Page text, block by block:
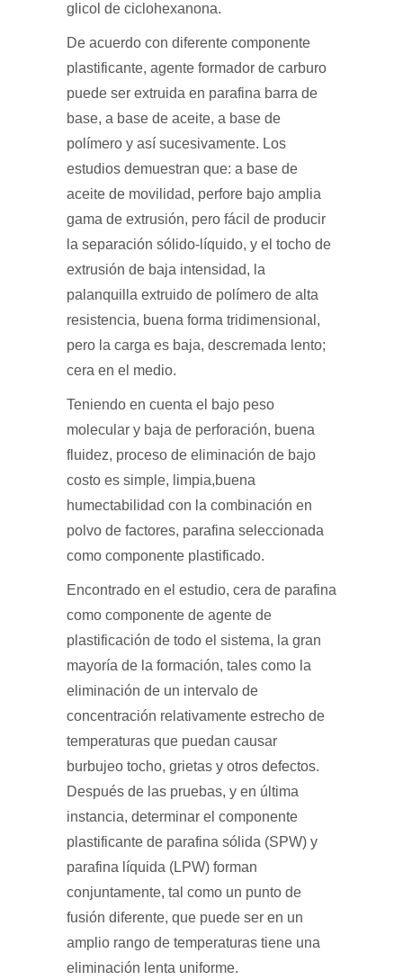
glicol de ciclohexanona.
De acuerdo con diferente componente
plastificante, agente formador de carburo
puede ser extruida en parafina barra de
base, a base de aceite, a base de
polímero y así sucesivamente. Los
estudios demuestran que: a base de
aceite de movilidad, perfore bajo amplia
gama de extrusión, pero fácil de producir
la separación sólido-líquido, y el tocho de
extrusión de baja intensidad, la
palanquilla extruido de polímero de alta
resistencia, buena forma tridimensional,
pero la carga es baja, descremada lento;
cera en el medio.
Teniendo en cuenta el bajo peso
molecular y baja de perforación, buena
fluidez, proceso de eliminación de bajo
costo es simple, limpia,buena
humectabilidad con la combinación en
polvo de factores, parafina seleccionada
como componente plastificado.
Encontrado en el estudio, cera de parafina
como componente de agente de
plastificación de todo el sistema, la gran
mayoría de la formación, tales como la
eliminación de un intervalo de
concentración relativamente estrecho de
temperaturas que puedan causar
burbujeo tocho, grietas y otros defectos.
Después de las pruebas, y en última
instancia, determinar el componente
plastificante de parafina sólida (SPW) y
parafina líquida (LPW) forman
conjuntamente, tal como un punto de
fusión diferente, que puede ser en un
amplio rango de temperaturas tiene una
eliminación lenta uniforme.